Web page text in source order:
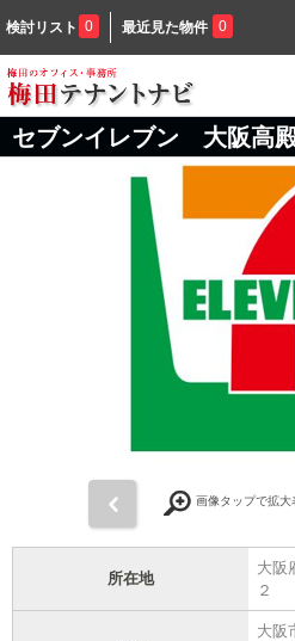
検討リスト 0 最近見た物件 0
セブンイレブン 大阪高
画像タップで拡大
所在地
大阪
２
大阪